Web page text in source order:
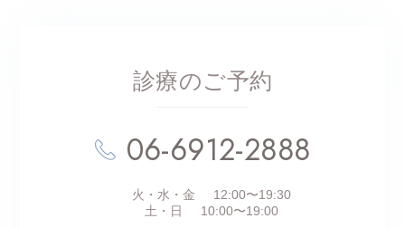
診療のご予約
06-6912-2888
火・水・金
12:00〜19:30
土・日
10:00〜19:00